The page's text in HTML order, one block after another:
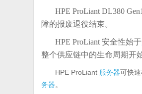
HPE ProLiant DL380
障的报废退役结束。
HPE ProLiant 安全性始于
整个供应链中的生命周期开
HPE ProLiant 服务器可快
务器。